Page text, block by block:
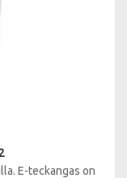
E-teckangas on